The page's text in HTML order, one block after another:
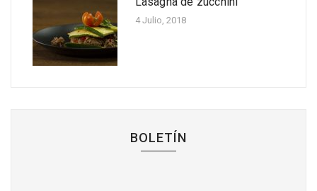
4 Julio, 2018
Oct 06, 2022
BOLETÍN